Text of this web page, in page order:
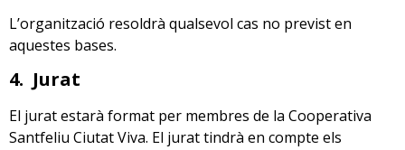
L’organització resoldrà qualsevol cas no previst en
aquestes bases.
4. Jurat
El jurat estarà format per membres de la Cooperativa
Santfeliu Ciutat Viva. El jurat tindrà en compte els